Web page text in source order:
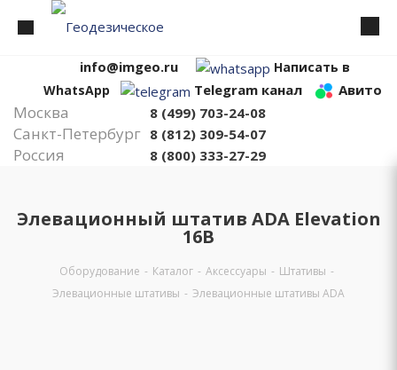
info@imgeo.ru
Написать в
WhatsApp
Telegram канал Авито
Москва 8 (499) 703-24-08
Санкт-Петербург 8 (812) 309-54-07
Россия 8 (800) 333-27-29
Элевационный штатив ADA Elevation
16B
Оборудование - Каталог - Аксессуары - Штативы -
Элевационные штативы - Элевационные штативы ADA